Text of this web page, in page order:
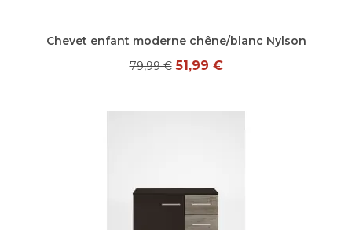
Aperçu rapide
Chevet enfant moderne chêne/blanc Nylson
79,99 € 51,99 €